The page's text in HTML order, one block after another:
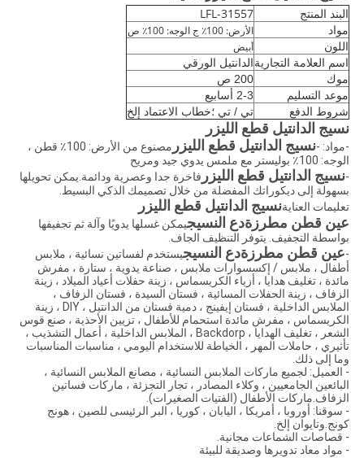
البند المنتج LFL-31557
مواد الأرض: 100٪ ج الوجه: 100٪ ص
اللون أبيض
اسم العلامة التجاريةالدانتيل الورقي
موك
200 ص
موعد التسليم
2-3 أسابيع
شروط الدفع
تي / تي ؛خطاب الاعتماد إلخ
نسيج الدانتيل قطع الليزر
-مواد: -نسيج الدانتيل قطع الليزر
مصنوع من الأرض: 100٪ قطن ،
الوجه: 100٪ بوليستر مع ملمس يدوي جيد ومريح
-نسيج الدانتيل قطع الليزر فاخرة جدا وعصرية ودائمة.يمكن تحويلها
بسهولة إلى ديكوراتك المفضلة من خلال تصميمك الذكي البسيط.
تعليمات العنايةنسيج الدانتيل قطع الليزر
عين قطن مطرزةدع النسيجيمكن غسلها يدويًا وآلة ثم تجفيفها
بواسطة التجفيف. يتوفر التنظيف الجاف.
-عين قطن مطرزةدع النسيجيستخدم لفساتين نسائية ، ملابس
أطفال ، ملابس / إكسسوارات ملابس ، صناعة يدوية ، ستارة ، مفرش
مائدة ، تغليف هدايا ، أزياء الكريسماس ، زينة حفلات أعياد الميلاد ، زينة
الزفاف ، زينة الحفلات المسائية ، فستان السيدة ، فستان الزفاف ،
الملابس الداخلية ، فستان إيفينج ، دمية فستان من الدانتيل ، DIY ، زينة
الكريسماس ، مفرش مائدة استحمام للأطفال ، تزيين الأحذية ، صنع قوس
الشعر ، تغليف الهدايا ، Backdorp ، الملابس الداخلية ، أعمال التشذيب ،
تأثيري ، حاملات المهر ، الخياطة للاستخدام اليومي ، مناسبات المناسبات
وما إلى ذلك.
- العميل: لجميع ماركات الملابس النسائية ، مصانع الملابس النسائية ،
البائعين الجامعيين ، وكلاء المصادر ، تجار التجزئة ، ماركات فساتين
الزفاف.ماركات الأطفال (الفتيات الصغيرات).
- سوقنا: أوروبا ، أمريكا ، اليابان ، كوريا ، البر الرئيسى للصين ، هونج
كونج.وتايوان إلخ.
- قصاصات الشماعات مجانية.
- مواد معاد تدويرها وصديقة للبيئة